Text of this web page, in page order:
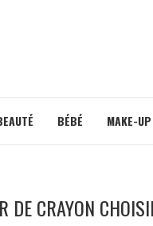
BÉBÉ MAKE-UP
DE CRAYON